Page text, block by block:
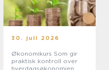
30. juli 2026
Økonomikurs Som gir
praktisk kontroll over
hverdagsøkonomien